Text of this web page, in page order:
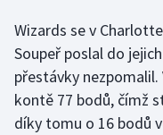
Golf
Gymnastika
Házená
Wizards se v
Soupeř poslal do
přestávky
kontě 77 bodů, čímž
díky tomu o 16 bodů